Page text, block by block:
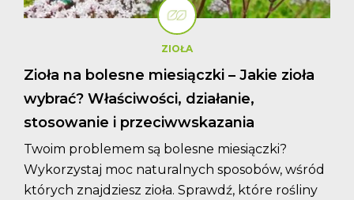
ZIOŁA
Zioła na bolesne miesiączki – Jakie zioła
wybrać? Właściwości, działanie,
stosowanie i przeciwwskazania
Twoim problemem są bolesne miesiączki?
Wykorzystaj moc naturalnych sposobów, wśród
których znajdziesz zioła. Sprawdź, które rośliny